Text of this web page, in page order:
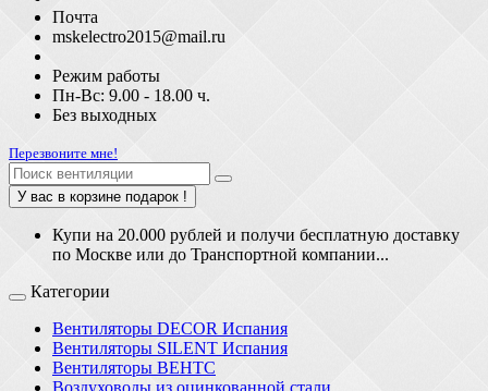
Почта
mskelectro2015@mail.ru
Режим работы
Пн-Вс: 9.00 - 18.00 ч.
Без выходных
Перезвоните мне!
У вас в корзине подарок !
Купи на 20.000 рублей и получи бесплатную доставку
по Москве или до Транспортной компании...
Категории
Вентиляторы DECOR Испания
Вентиляторы SILENT Испания
Вентиляторы ВЕНТС
Воздуховоды из оцинкованной стали